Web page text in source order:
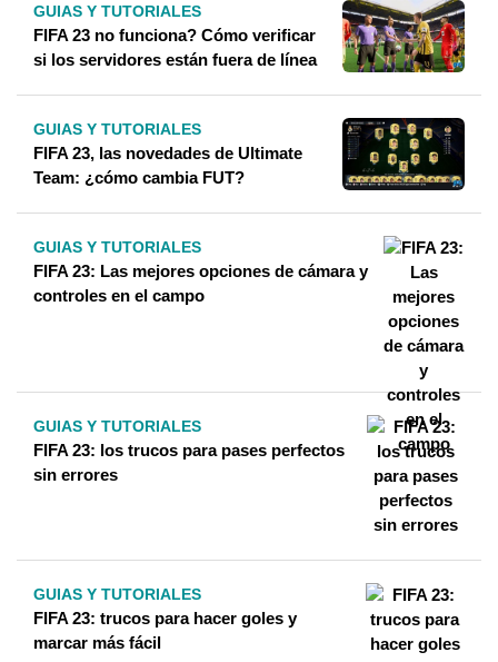
GUIAS Y TUTORIALES
FIFA 23 no funciona? Cómo verificar
si los servidores están fuera de línea
GUIAS Y TUTORIALES
FIFA 23, las novedades de Ultimate
Team: ¿cómo cambia FUT?
GUIAS Y TUTORIALES
FIFA 23: Las mejores opciones de cámara y
controles en el campo
GUIAS Y TUTORIALES
FIFA 23: los trucos para pases perfectos
sin errores
GUIAS Y TUTORIALES
FIFA 23: trucos para hacer goles y
marcar más fácil